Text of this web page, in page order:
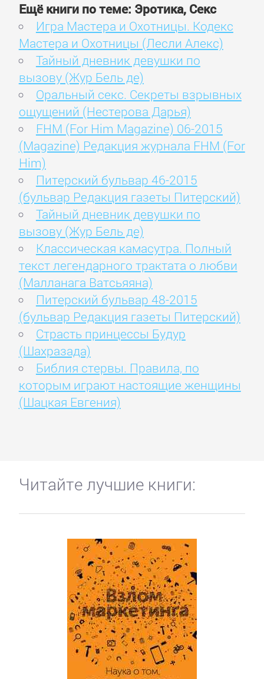
Ещё книги по теме: Эротика, Секс
Игра Мастера и Охотницы. Кодекс
Мастера и Охотницы (Лесли Алекс)
Тайный дневник девушки по
вызову (Жур Бель де)
Оральный секс. Секреты взрывных
ощущений (Нестерова Дарья)
FHM (For Him Magazine) 06-2015
(Magazine) Редакция журнала FHM (For
Him)
Питерский бульвар 46-2015
(бульвар Редакция газеты Питерский)
Тайный дневник девушки по
вызову (Жур Бель де)
Классическая камасутра. Полный
текст легендарного трактата о любви
(Малланага Ватсьяяна)
Питерский бульвар 48-2015
(бульвар Редакция газеты Питерский)
Страсть принцессы Будур
(Шахразада)
Библия стервы. Правила, по
которым играют настоящие женщины
(Шацкая Евгения)
Читайте лучшие книги: